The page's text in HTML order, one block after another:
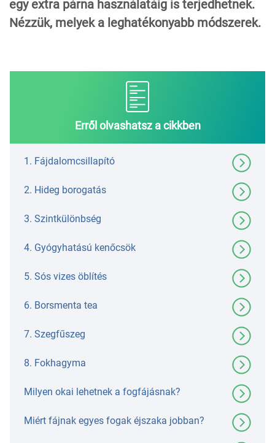
egy extra párna használatáig is terjedhetnek.
Nézzük, melyek a leghatékonyabb módszerek.
Erről olvashatsz a cikkben
1. Fájdalomcsillapító
2. Hideg borogatás
3. Szintkülönbség
4. Gyógyhatású kenőcsök
5. Sós vizes öblítés
6. Borsmenta tea
7. Szegfűszeg
8. Fokhagyma
Milyen okai lehetnek a fogfájásnak?
Miért fájnak egyes fogak éjszaka jobban?